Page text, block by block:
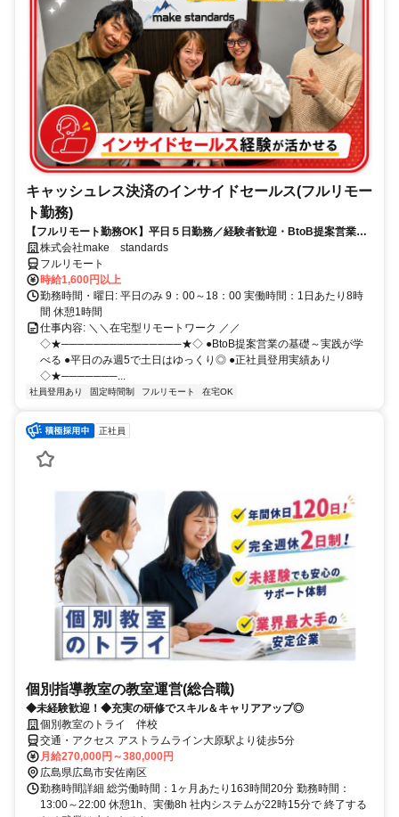
キャッシュレス決済のインサイドセールス(フルリモー
ト勤務)
【フルリモート勤務OK】平日５日勤務／経験者歓迎・BtoB提案営業で
スキルアップ
株式会社make standards
フルリモート
時給1,600円以上
勤務時間・曜日: 平日のみ 9：00～18：00 実働時間：1日あたり8時
間 休憩1時間
仕事内容: ＼＼在宅型リモートワーク ／／
◇★───────────────★◇ ●BtoB提案営業の基礎～実践が学
べる ●平日のみ週5で土日はゆっくり◎ ●正社員登用実績あり
◇★───────...
社員登用あり 固定時間制 フルリモート 在宅OK
正社員
個別指導教室の教室運営(総合職)
◆未経験歓迎！◆充実の研修でスキル＆キャリアアップ◎
個別教室のトライ 伴校
交通・アクセス アストラムライン大原駅より徒歩5分
月給270,000円～380,000円
広島県広島市安佐南区
勤務時間詳細 総労働時間：1ヶ月あたり163時間20分 勤務時間：
13:00～22:00 休憩1h、実働8h 社内システムが22時15分で 終了する